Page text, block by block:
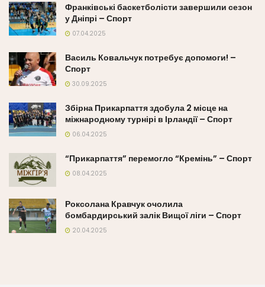
Франківські баскетболісти завершили сезон
у Дніпрі – Спорт
07.04.2025
Василь Ковальчук потребує допомоги! –
Спорт
30.09.2025
Збірна Прикарпаття здобула 2 місце на
міжнародному турнірі в Ірландії – Спорт
06.04.2025
“Прикарпаття” перемогло “Кремінь” – Спорт
08.04.2025
Роксолана Кравчук очолила
бомбардирський залік Вищої ліги – Спорт
20.04.2025